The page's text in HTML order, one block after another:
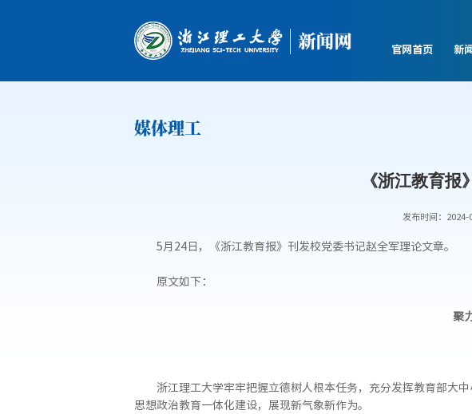
官网首页 新
媒体理工
《浙江教育
发布时间：2024-
5月24日，《浙江教育报》刊发校党委书记赵全军理论文章。
原文如下：
聚
浙江理工大学牢牢把握立德树人根本任务，充分发挥教育部大
思想政治教育一体化建设，展现新气象新作为。